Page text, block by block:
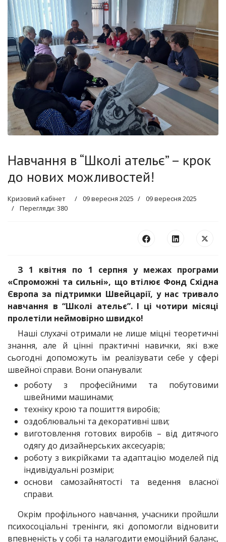
Навчання в “Школі ательє” – крок
до нових можливостей!
Кризовий кабінет 09 вересня 2025
09 вересня 2025
Перегляди: 380
З 1 квітня по 1 серпня у межах програми
«Спроможні та сильні», що втілює Фонд Східна
Європа за підтримки Швейцарії, у нас тривало
навчання в “Школі ательє”. І ці чотири місяці
пролетіли неймовірно швидко!
Наші слухачі отримали не лише міцні теоретичні
знання, але й цінні практичні навички, які вже
сьогодні допоможуть їм реалізувати себе у сфері
швейної справи. Вони опанували:
роботу з професійними та побутовими
швейними машинами;
техніку крою та пошиття виробів;
оздоблювальні та декоративні шви;
виготовлення готових виробів – від дитячого
одягу до дизайнерських аксесуарів;
роботу з викрійками та адаптацію моделей під
індивідуальні розміри;
основи самозайнятості та ведення власної
справи.
Окрім профільного навчання, учасники пройшли
психосоціальні тренінги, які допомогли відновити
впевненість у собі та налагодити емоційний баланс,